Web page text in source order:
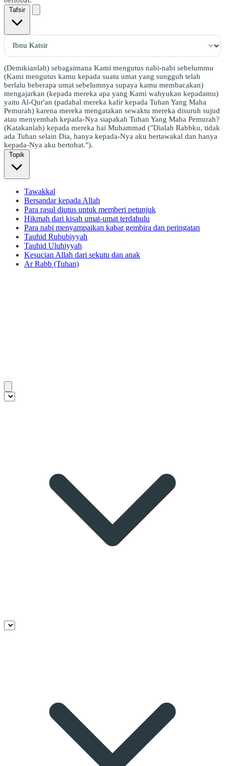
Tafsir
(Demikianlah) sebagaimana Kami mengutus nabi-nabi sebelummu
(Kami mengutus kamu kepada suatu umat yang sungguh telah
berlalu beberapa umat sebelumnya supaya kamu membacakan)
mengajarkan (kepada mereka apa yang Kami wahyukan kepadamu)
yaitu Al-Qur'an (padahal mereka kafir kepada Tuhan Yang Maha
Pemurah) karena mereka mengatakan sewaktu mereka disuruh sujud
atau menyembah kepada-Nya siapakah Tuhan Yang Maha Pemurah?
(Katakanlah) kepada mereka hai Muhammad ("Dialah Rabbku, tidak
ada Tuhan selain Dia, hanya kepada-Nya aku bertawakal dan hanya
kepada-Nya aku bertobat.").
Topik
Tawakkal
Bersandar kepada Allah
Para rasul diutus untuk memberi petunjuk
Hikmah dari kisah umat-umat terdahulu
Para nabi menyampaikan kabar gembira dan peringatan
Tauhid Rububiyyah
Tauhid Uluhiyyah
Kesucian Allah dari sekutu dan anak
Ar Rabb (Tuhan)